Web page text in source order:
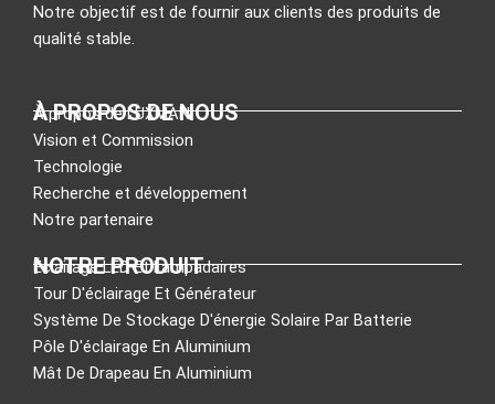
Notre objectif est de fournir aux clients des produits de
qualité stable.
À PROPOS DE NOUS
À propos de LUXMAN
Vision et Commission
Technologie
Recherche et développement
Notre partenaire
NOTRE PRODUIT
Éclairage LED Et Lampadaires
Tour D'éclairage Et Générateur
Système De Stockage D'énergie Solaire Par Batterie
Pôle D'éclairage En Aluminium
Mât De Drapeau En Aluminium